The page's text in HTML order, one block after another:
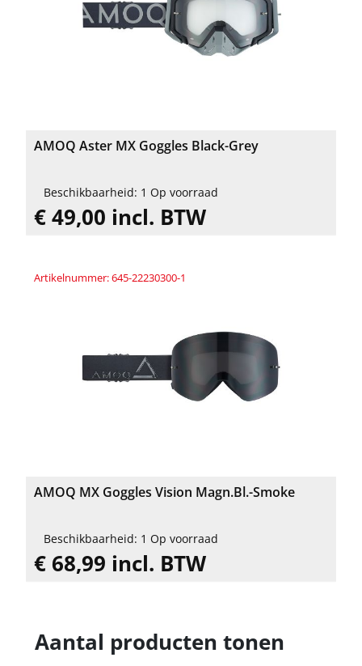
AMOQ Aster MX Goggles Black-Grey
Beschikbaarheid: 1 Op voorraad
€ 49,00 incl. BTW
Artikelnummer: 645-22230300-1
AMOQ MX Goggles Vision Magn.Bl.-Smoke
Beschikbaarheid: 1 Op voorraad
€ 68,99 incl. BTW
Aantal producten tonen